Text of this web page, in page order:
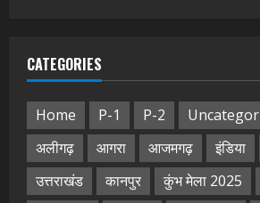
CATEGORIES
Home P-1 P-2
अलीगढ़
आगरा आजमगढ़ इंडिया
उत्तराखंड
कानपुर कुंभ मेला 2025